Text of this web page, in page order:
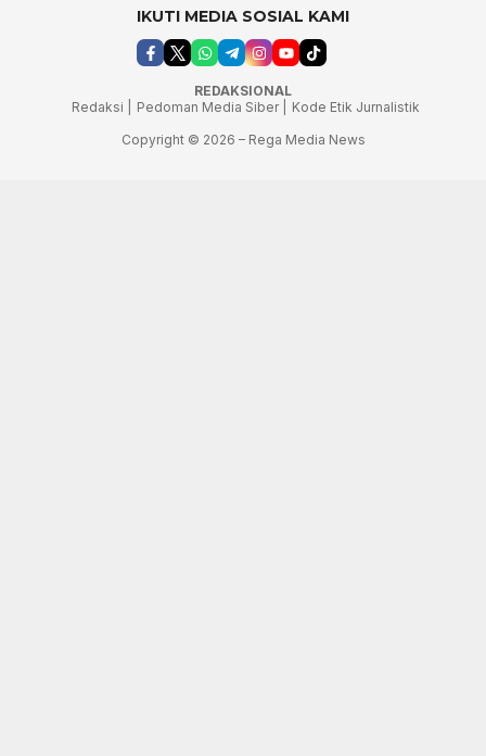
IKUTI MEDIA SOSIAL KAMI
REDAKSIONAL
Redaksi |
Pedoman Media Siber |
Kode Etik Jurnalistik
Copyright © 2026 – Rega Media News